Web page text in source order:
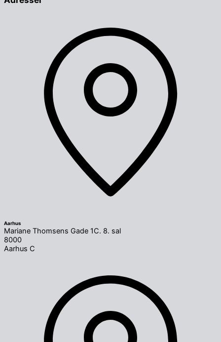
Aarhus
Mariane Thomsens Gade 1C. 8. sal
8000
Aarhus C